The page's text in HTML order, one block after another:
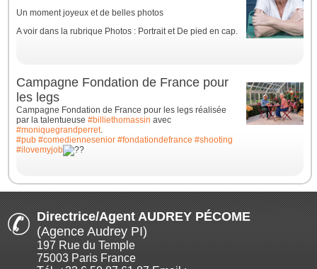
Un moment joyeux et de belles photos
A voir dans la rubrique Photos : Portrait et De pied en cap.
Campagne Fondation de France pour
les legs
Campagne Fondation de France pour les legs réalisée
par la talentueuse#billiethomassin avec
#moniquegrandperret.
#pub #comediennesenior #fondationdefrance #shooting
#ilovemyjob
Directrice/Agent AUDREY PÉCOME
(Agence Audrey PI)
197 Rue du Temple
75003 Paris France